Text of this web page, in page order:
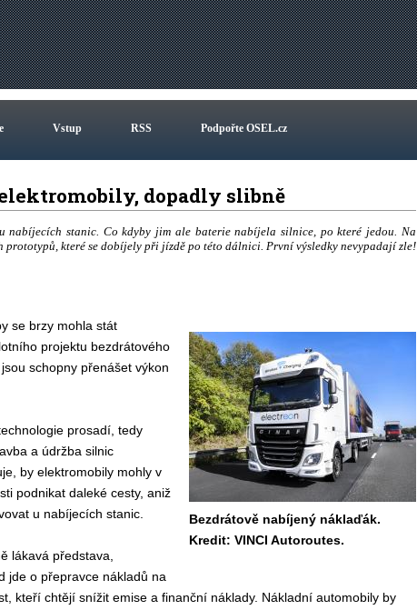
Vstup RSS Podpořte OSEL.cz
dopadly slibně
nabíjecích stanic. Co kdyby jim ale baterie nabíjela silnice, po které jedou. Na
které se dobíjely při jízdě po této dálnici. První výsledky nevypadají zle!
Bezdrátově nabíjený náklaďák.
Kredit: VINCI Autoroutes.
se brzy mohla stát
projektu bezdrátového
schopny přenášet výkon
prosadí, tedy
a údržba silnic
by elektromobily mohly v
podnikat daleké cesty, aniž
u nabíjecích stanic.
lákavá představa,
jde o přepravce nákladů na
kteří chtějí snížit emise a finanční náklady. Nákladní automobily by